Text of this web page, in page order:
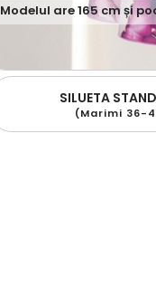
Modelul are165 cm și
SILUETA
(Marimi 36-